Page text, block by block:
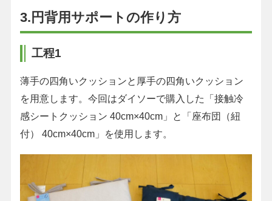
3.円背用サポートの作り方
工程1
薄手の四角いクッションと厚手の四角いクッション
を用意します。今回はダイソーで購入した「接触冷
感シートクッション 40cm×40cm」と「座布団（紐
付） 40cm×40cm」を使用します。